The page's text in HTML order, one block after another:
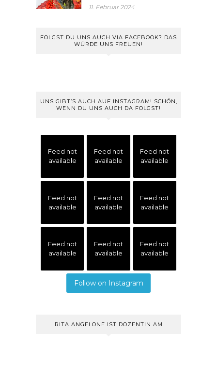
11. Februar 2024
FOLGST DU UNS AUCH VIA FACEBOOK? DAS
WÜRDE UNS FREUEN!
UNS GIBT’S AUCH AUF INSTAGRAM! SCHÖN,
WENN DU UNS AUCH DA FOLGST!
Feed not
available
Feed not
available
Feed not
available
Feed not
available
Feed not
available
Feed not
available
Feed not
available
Feed not
available
Feed not
available
Follow on Instagram
RITA ANGELONE IST DOZENTIN AM